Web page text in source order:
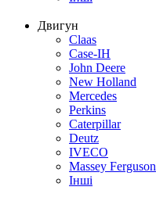
Двигун
Claas
Case-IH
John Deere
New Holland
Mercedes
Perkins
Caterpillar
Deutz
IVECO
Massey Ferguson
Інші